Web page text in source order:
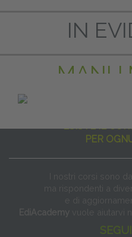
IN
MANU
PER
I nostri corsi sono
ma rispondenti a
e di
EdiAcademy vuole aiutarvi